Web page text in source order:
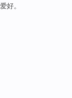
爱好。